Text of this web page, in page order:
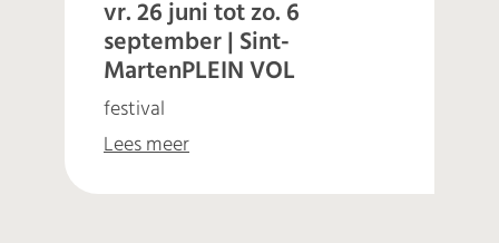
vr. 26 juni tot zo. 6
september | Sint-
MartenPLEIN VOL
festival
Lees meer